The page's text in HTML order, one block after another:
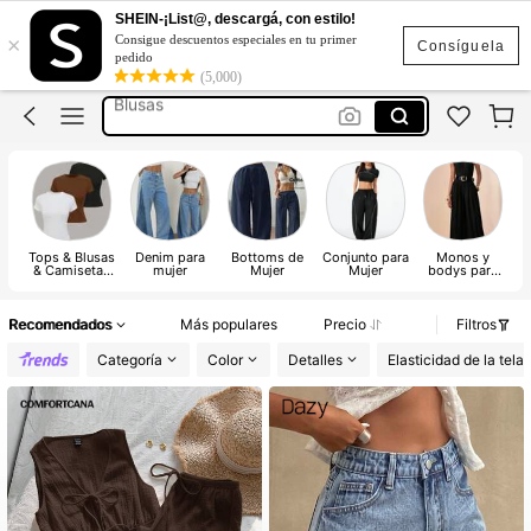
Consíguela
×
SHEIN-¡List@, descargá, con estilo!
Consigue descuentos especiales en tu primer
pedido
(5,000)
Vestidos Casuales
Vestidos
Blusas
Vestidos Casuales
Vestidos
Tops & Blusas
& Camisetas
Denim para
mujer
Bottoms de
Mujer
Conjunto para
Mujer
Monos y
bodys para
Recomendados Más populares Precio
Filtros
Categoría
Color Detalles Elasticidad de la tela